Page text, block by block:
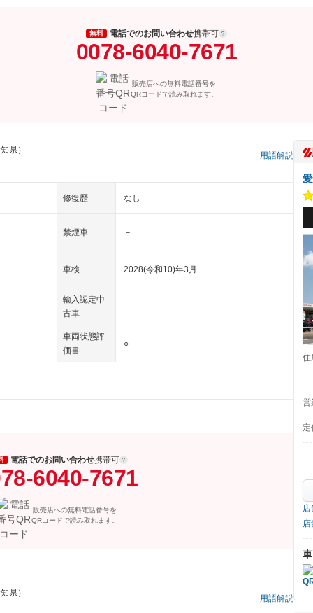
無料 電話でのお問い合わせ携帯可
0078-6040-7671
販売店への無料電話番号を
QRコードで読み取れます。
県）
用語解説
修復歴 なし
禁煙車 －
車検 2028(令和10)年3月
輸入認定中
古車
－
車両状態評
価書
○
電話でのお問い合わせ携帯可
6040-7671
販売店への無料電話番号を
QRコードで読み取れます。
県）
用語解説
住
営
定